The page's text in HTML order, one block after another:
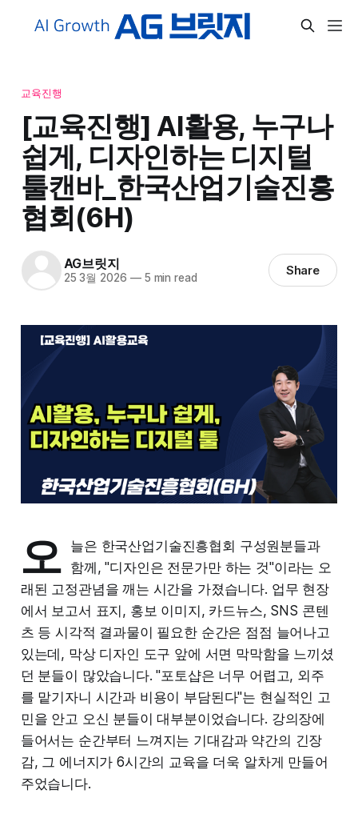
교육진행
[교육진행] AI활용, 누구나
쉽게, 디자인하는 디지털
툴캔바_한국산업기술진흥
협회(6H)
AG브릿지
25 3월 2026 —5 min read Share
오 늘은 한국산업기술진흥협회 구성원분들과
함께, "디자인은 전문가만 하는 것"이라는 오
래된 고정관념을 깨는 시간을 가졌습니다. 업무 현장
에서 보고서 표지, 홍보 이미지, 카드뉴스, SNS 콘텐
츠 등 시각적 결과물이 필요한 순간은 점점 늘어나고
있는데, 막상 디자인 도구 앞에 서면 막막함을 느끼셨
던 분들이 많았습니다. "포토샵은 너무 어렵고, 외주
를 맡기자니 시간과 비용이 부담된다"는 현실적인 고
민을 안고 오신 분들이 대부분이었습니다. 강의장에
들어서는 순간부터 느껴지는 기대감과 약간의 긴장
감, 그 에너지가 6시간의 교육을 더욱 알차게 만들어
주었습니다.